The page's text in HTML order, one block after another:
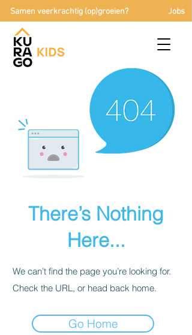
Samen veerkrachtig (op)groeien? Jobs
There’s Nothing
Here...
We can’t find the page you’re looking for.
Check the URL, or head back home.
Go Home